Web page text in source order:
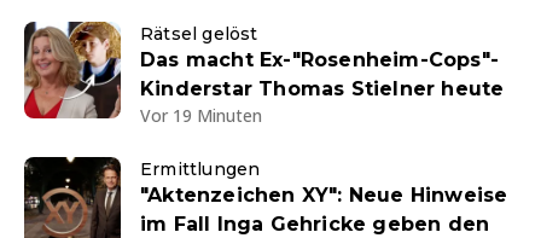
Rätsel gelöst
Das macht Ex-"Rosenheim-Cops"-
Kinderstar Thomas Stielner heute
Vor 19 Minuten
Ermittlungen
"Aktenzeichen XY": Neue Hinweise
im Fall Inga Gehricke geben den